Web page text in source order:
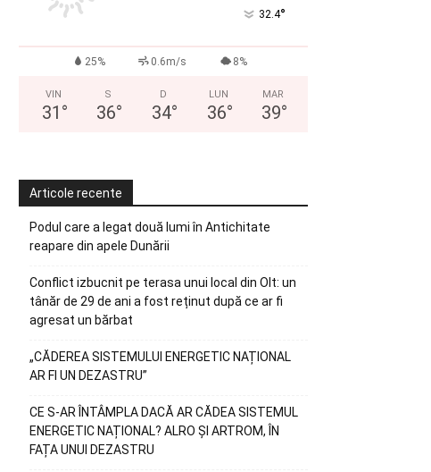
32.4°
25% 0.6m/s 8%
VIN
31 °
S
36°
D
34°
LUN
36°
MAR
39°
Articole recente
Podul care a legat două lumi în Antichitate
reapare din apele Dunării
Conflict izbucnit pe terasa unui local din Olt: un
tânăr de 29 de ani a fost reținut după ce ar fi
agresat un bărbat
„CĂDEREA SISTEMULUI ENERGETIC NAȚIONAL
AR FI UN DEZASTRU”
CE S-AR ÎNTÂMPLA DACĂ AR CĂDEA SISTEMUL
ENERGETIC NAȚIONAL? ALRO ȘI ARTROM, ÎN
FAȚA UNUI DEZASTRU